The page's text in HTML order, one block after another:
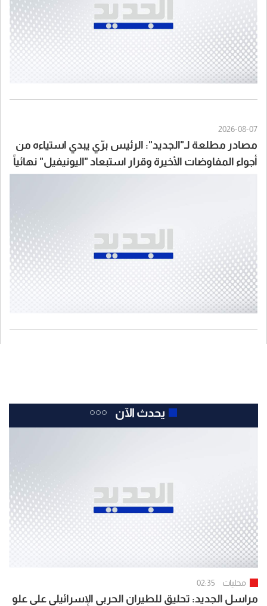
2026-08-07
مصادر مطلعة لـ"الجديد": الرئيس برّي يبدي استياءه من
أجواء المفاوضات الأخيرة وقرار استبعاد "اليونيفيل" نهائياً
يحدث الآن
محليات 02:35
مراسل الجديد: تحليق للطيران الحربي الإسرائيلي على علو